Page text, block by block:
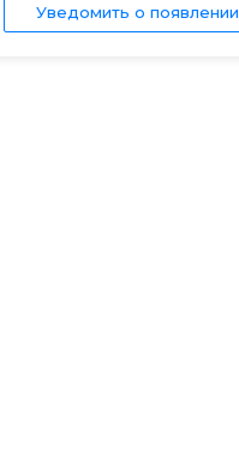
Уведомить о появлении